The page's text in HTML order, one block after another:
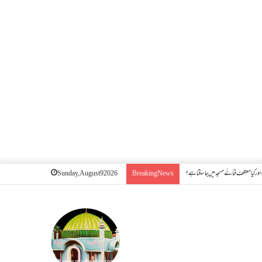
Sunday, August 9 2026 Breaking News کیا معتکف فنائے مسجد میں جا سکتا ہے؟